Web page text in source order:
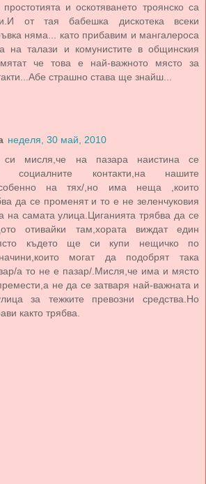
и оскотяването троянско са
от тая бабешка дискотека всеки
няма... като прибавим и мангалероса
на талази и комунистите в общинския
че това е най-важното място за
страшно става ще знайш...
неделя, 30 май, 2010
си мисля,че на пазара наистина се
социалните контакти,на нашите
на тях/,но има неща ,които
да се променят и то е не зеленчуковия
на самата улица.Циганията трябва да се
отивайки там,хората виждат един
където ще си купи нещичко по
могат да подобрят така
а то не е пазар/.Мисля,че има и място
не да се затваря най-важната и
за тежките превозни средства.Но
както трябва.